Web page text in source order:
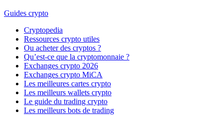
Guides crypto
Cryptopedia
Ressources crypto utiles
Ou acheter des cryptos ?
Qu’est-ce que la cryptomonnaie ?
Exchanges crypto 2026
Exchanges crypto MiCA
Les meilleures cartes crypto
Les meilleurs wallets crypto
Le guide du trading crypto
Les meilleurs bots de trading